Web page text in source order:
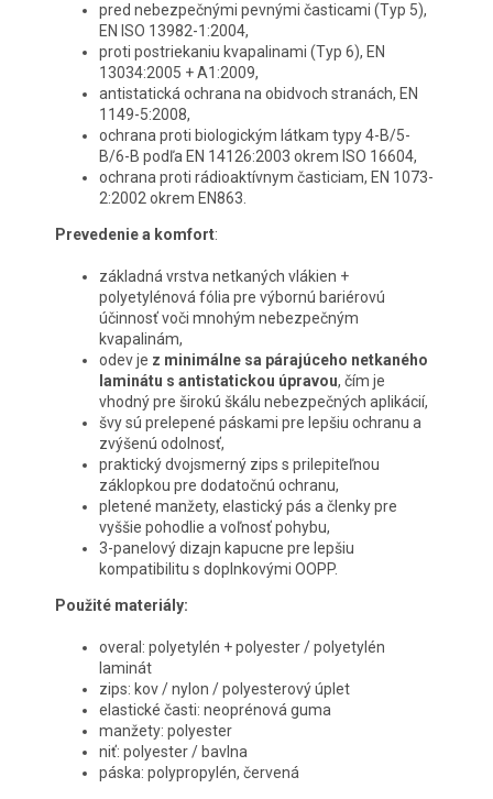
pred nebezpečnými pevnými časticami (Typ 5),
EN ISO 13982-1:2004,
proti postriekaniu kvapalinami (Typ 6), EN
13034:2005 + A1:2009,
antistatická ochrana na obidvoch stranách, EN
1149-5:2008,
ochrana proti biologickým látkam typy 4-B/5-
B/6-B podľa EN 14126:2003 okrem ISO 16604,
ochrana proti rádioaktívnym časticiam, EN 1073-
2:2002 okrem EN863.
Prevedenie a komfort:
základná vrstva netkaných vlákien +
polyetylénová fólia pre výbornú bariérovú
účinnosť voči mnohým nebezpečným
kvapalinám,
odev je z minimálne sa párajúceho netkaného
laminátu s antistatickou úpravou, čím je
vhodný pre širokú škálu nebezpečných aplikácií,
švy sú prelepené páskami pre lepšiu ochranu a
zvýšenú odolnosť,
praktický dvojsmerný zips s prilepiteľnou
záklopkou pre dodatočnú ochranu,
pletené manžety, elastický pás a členky pre
vyššie pohodlie a voľnosť pohybu,
3-panelový dizajn kapucne pre lepšiu
kompatibilitu s doplnkovými OOPP.
Použité materiály:
overal: polyetylén + polyester / polyetylén
laminát
zips: kov / nylon / polyesterový úplet
elastické časti: neoprénová guma
manžety: polyester
niť: polyester / bavlna
páska: polypropylén, červená